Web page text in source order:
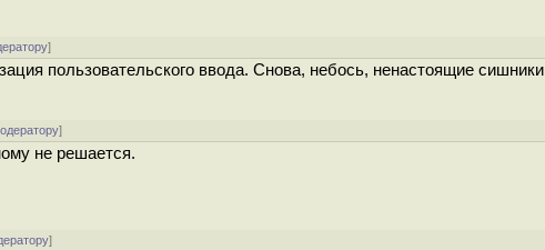
]
пользовательского ввода. Снова, небось, ненастоящие сишники
]
не решается.
]